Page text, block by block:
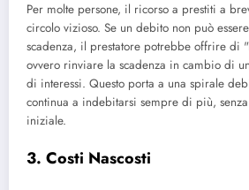
Per molte persone, il ricorso a prestiti a
circolo vizioso. Se un debito non può
scadenza, il prestatore potrebbe offrire di
ovvero rinviare la scadenza in cambio di
di interessi. Questo porta a una spirale
continua a indebitarsi sempre di più,
iniziale.
3. Costi Nascosti